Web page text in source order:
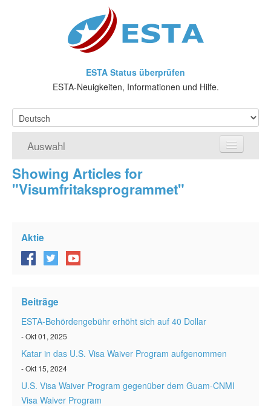
ESTA Status überprüfen
ESTA-Neuigkeiten, Informationen und Hilfe.
Auswahl
Home
VWP
ESTA Artikel
Kontakt
Showing Articles for
"Visumfritaksprogrammet"
Aktie
Beiträge
ESTA-Behördengebühr erhöht sich auf 40 Dollar
- Okt 01, 2025
Katar in das U.S. Visa Waiver Program aufgenommen
- Okt 15, 2024
U.S. Visa Waiver Program gegenüber dem Guam-CNMI
Visa Waiver Program